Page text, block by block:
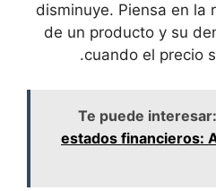
disminuye. Piensa en la
de un producto y⁢ su
cuando el⁤ precio
Te puede interesar:
estados financieros: